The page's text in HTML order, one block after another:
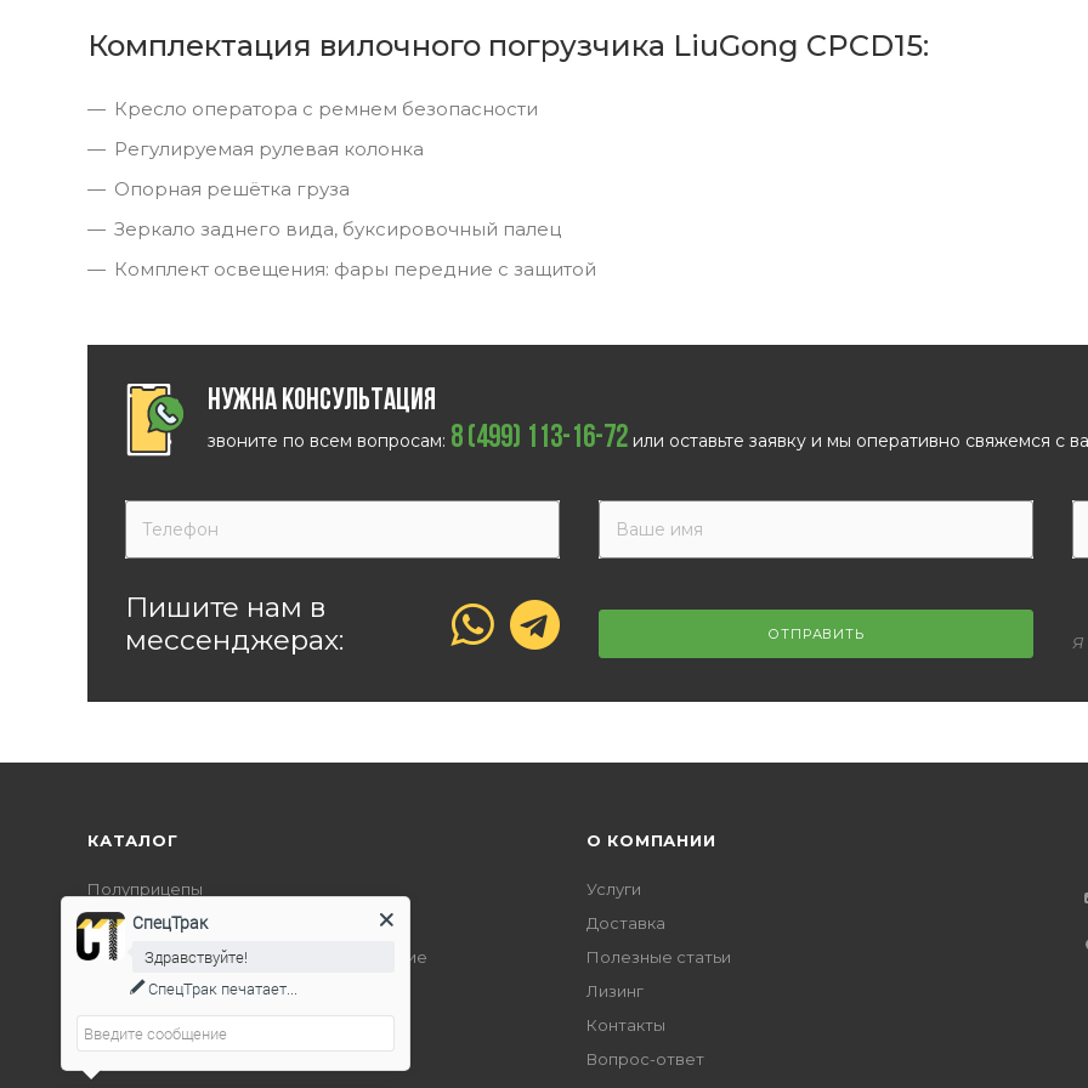
Комплектация вилочного погрузчика LiuGong CPCD15:
Кресло оператора с ремнем безопасности
Регулируемая рулевая колонка
Опорная решётка груза
Зеркало заднего вида, буксировочный палец
Комплект освещения: фары передние с защитой
Нужна консультация
звоните по всем вопросам: 8 (499) 113-16-72 или оставьте заявку и мы оперативно свяжемся с
Пишите нам в
мессенджерах:
ОТПРАВИТЬ Я
КАТАЛОГ
Полуприцепы
Дорожно-строительная техника
Подъемно-транспортное оборудование
О КОМПАНИИ
Услуги
Доставка
Полезные статьи
Лизинг
Контакты
Вопрос-ответ
СпецТрак
Здравствуйте!
СпецТрак печатает...